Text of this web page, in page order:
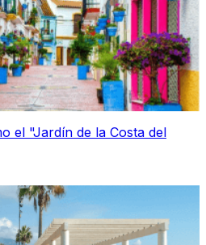
el "Jardín de la Costa del